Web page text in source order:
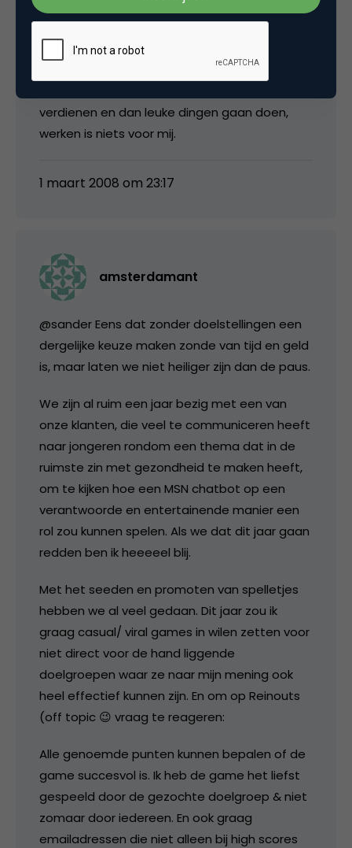
Als ik 50.000 euro ter beschikking had, dan had
ik waarschijnlijk enkele websites opgestart
verdienen en dan leuke dingen gaan doen,
werken is niets voor mij.
1 maart 2008 om 23:17
amsterdamant
@sander Eens dat zonder doelstellingen een
dergelijke keuze maken zonde van tijd en geld
is, maar laten we niet heiliger zijn dan de paus.
We zijn al ruim een jaar bezig met een van
onze klanten, die veel te communiceren heeft
naar jongeren rondom een thema dat in de
ruimste zin met gezondheid te maken heeft,
om te kijken hoe een MSN chatbot op een
verantwoorde en entertainende manier een
rol zou kunnen spelen. Als we dat dit jaar gaan
redden ben ik heeeeel blij.
Met het seeden en promoten van spelletjes
hebben we al veel gedaan. Dit jaar zou ik
graag casual/ viral games in wilen zetten voor
niet direct voor de hand liggende
doelgroepen waar ze naar mijn mening ook
heel effectief kunnen zijn. En om op Reinouts
(off topic 😉 vraag te reageren:
Alle genoemde punten kunnen bepalen of de
game succesvol is. Ik heb de game het liefst
gespeeld door de gezochte doelgroep & niet
zomaar door iedereen. En ook graag
emailadressen die niet alleen bij high scores